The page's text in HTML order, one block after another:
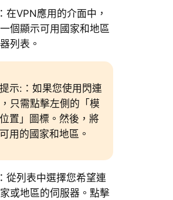
在VPN應用的介面中，
個顯示可用國家和地區
列表。
示:：如果您使用閃連
只需點擊左側的「模
置」圖標。然後，將
用的國家和地區。
從列表中選擇您希望連
或地區的伺服器。點擊